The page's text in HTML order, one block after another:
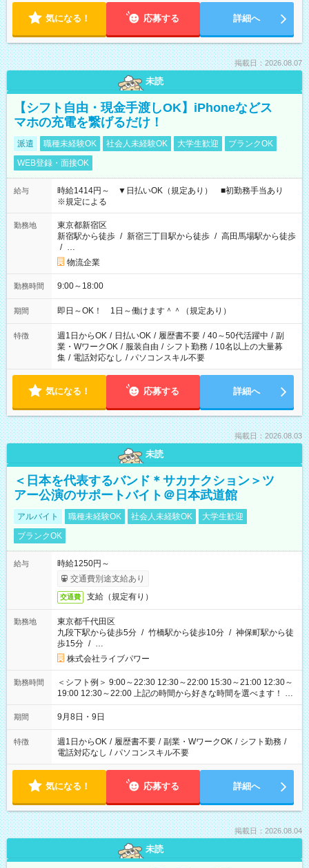
気になる！ 応募する 詳細へ
掲載日：2026.08.07
未読
【シフト自由・現金手渡しOK】iPhoneなどス
マホの充電を繋げるだけ！
派遣 職種未経験OK 社会人未経験OK 大学生歓迎
ブランクOK
WEB登録・面接OK
給与
時給1414円～ ▼日払いOK（規定あり） ■初勤務手当あり
※規定による
勤務地
東京都新宿区
新宿駅から徒歩 / 新宿三丁目駅から徒歩 / 高田馬場駅から徒歩
/ …
物流企業
勤務時間 9:00～18:00
期間 即日～OK！ 1日～働けます＾＾（規定あり）
特徴 週1日からOK / 日払いOK / 履歴書不要 / 40～50代活躍中 / 副
業・WワークOK / 服装自由 / シフト勤務 / 10名以上の大量募
集 / 電話対応なし / パソコンスキル不要
気になる！ 応募する 詳細へ
掲載日：2026.08.03
未読
＜日本を代表するバンド＊サカナクション＞ツ
アー公演のサポートバイト＠日本武道館
アルバイト 職種未経験OK 社会人未経験OK
大学生歓迎
ブランクOK
給与
時給1250円～
交通費別途支給あり
交通費 支給（規定有り）
勤務地
東京都千代田区
九段下駅から徒歩5分 / 竹橋駅から徒歩10分 / 神保町駅から徒
歩15分 / …
株式会社ライブパワー
勤務時間
＜シフト例＞ 9:00～22:30 12:30～22:00 15:30～21:00 12:30～
19:00 12:30～22:00 上記の時間から好きな時間を選べます！ ※
時間は変更となる可能性があります
期間 9月8日・9日
特徴 週1日からOK / 履歴書不要 / 副業・WワークOK / シフト勤務 /
電話対応なし / パソコンスキル不要
気になる！ 応募する 詳細へ
掲載日：2026.08.04
未読